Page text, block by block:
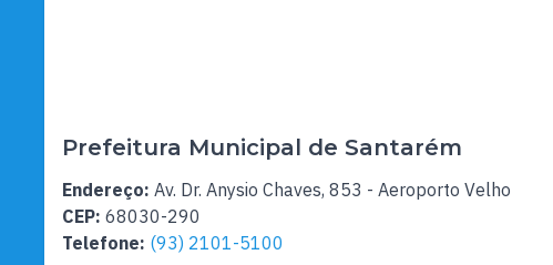
Prefeitura Municipal de Santarém
Endereço: Av. Dr. Anysio Chaves, 853 - Aeroporto Velho
CEP: 68030-290
Telefone: (93) 2101-5100